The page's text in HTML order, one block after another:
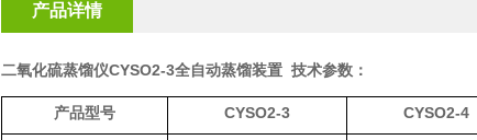
产品详情
二氧化硫蒸馏仪CYSO2-3全自动蒸馏装置 技术参数：
产品型号 CYSO2-3 CYSO2-4